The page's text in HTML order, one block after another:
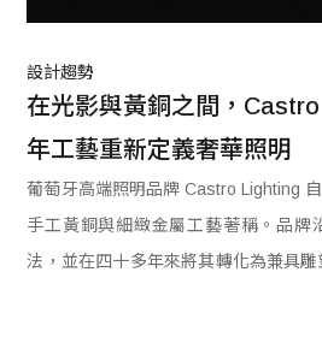
設計趨勢
在光影與黃銅之間，
年工藝重新定義奢華照明
葡萄牙高端照明品牌 Castro Lighting
手工黃銅與細緻金屬工藝著稱。品牌
法，並在四十多年來將其轉化為兼具